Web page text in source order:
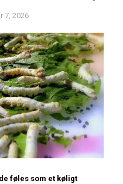
7, 2026
føles som et køligt